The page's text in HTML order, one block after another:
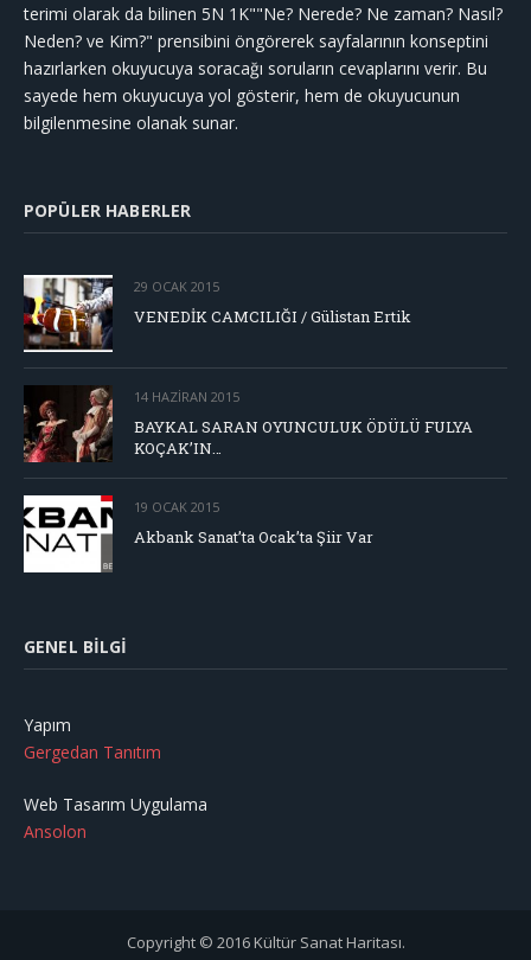
terimi olarak da bilinen 5N 1K""Ne? Nerede? Ne zaman? Nasıl?
Neden? ve Kim?" prensibini öngörerek sayfalarının konseptini
hazırlarken okuyucuya soracağı soruların cevaplarını verir. Bu
sayede hem okuyucuya yol gösterir, hem de okuyucunun
bilgilenmesine olanak sunar.
POPÜLER HABERLER
29 OCAK 2015
VENEDİK CAMCILIĞI / Gülistan Ertik
14 HAZIRAN 2015
BAYKAL SARAN OYUNCULUK ÖDÜLÜ FULYA
KOÇAK’IN…
19 OCAK 2015
Akbank Sanat’ta Ocak’ta Şiir Var
GENEL BILGI
Yapım
Gergedan Tanıtım
Web Tasarım Uygulama
Ansolon
Copyright © 2016 Kültür Sanat Haritası.